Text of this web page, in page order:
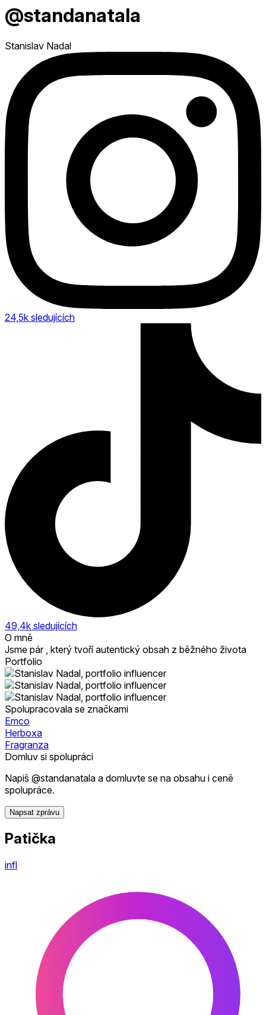
@standanatala
Stanislav Nadal
24,5k sledujících
49,4k sledujících
O mně
Jsme pár , který tvoří autentický obsah z běžného života
Portfolio
Spolupracovala se značkami
Emco
Herboxa
Fragranza
Domluv si spolupráci
Napiš @standanatala a domluvte se na obsahu i ceně
spolupráce.
Napsat zprávu
Patička
infl